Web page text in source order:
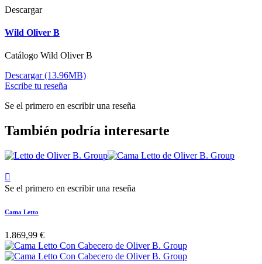
Descargar
Wild Oliver B
Catálogo Wild Oliver B
Descargar (13.96MB)
Escribe tu reseña
Se el primero en escribir una reseña
También podría interesarte

Se el primero en escribir una reseña
Cama Letto
1.869,99 €